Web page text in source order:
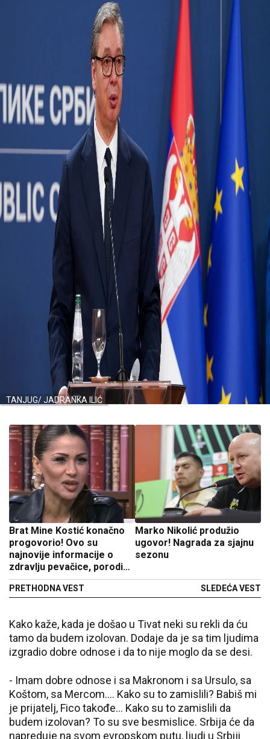
TANJUG/ JADRANKA ILIĆ
Brat Mine Kostić konačno
progovorio! Ovo su
najnovije informacije o
zdravlju pevačice, porodica
ima dogovor
PRETHODNA VEST
Marko Nikolić produžio
ugovor! Nagrada za sjajnu
sezonu
SLEDEĆA VEST
Kako kaže, kada je došao u Tivat neki su rekli da ću
tamo da budem izolovan. Dodaje da je sa tim ljudima
izgradio dobre odnose i da to nije moglo da se desi.
- Imam dobre odnose i sa Makronom i sa Ursulo, sa
Koštom, sa Mercom.... Kako su to zamislili? Babiš mi
je prijatelj, Fico takođe... Kako su to zamislili da
budem izolovan? To su sve besmislice. Srbija će da
napreduje na svom evropskom putu, ljudi u Srbiji